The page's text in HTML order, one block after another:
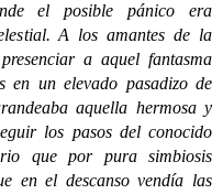
el posible pánico era
A los amantes de la
a aquel fantasma
en un elevado pasadizo de
aquella hermosa y
los pasos del conocido
que por pura simbiosis
en el descanso vendía las